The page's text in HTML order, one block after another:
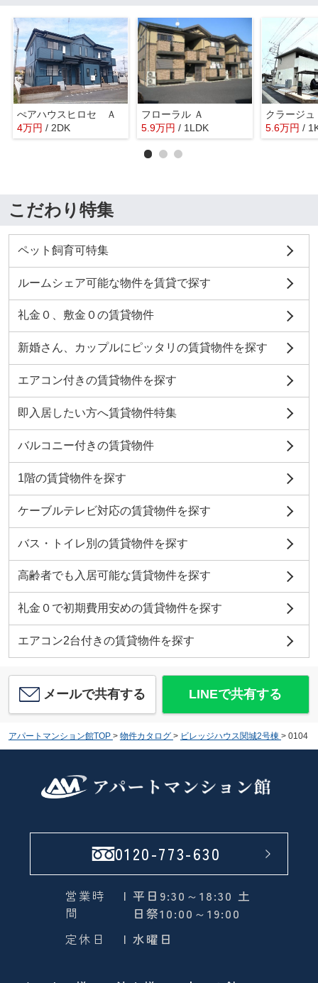
ぺアハウスヒロセ Ａ
4万円 / 2DK
フローラル Ａ
5.9万円 / 1LDK
クラージュ
5.6万円 /
こだわり特集
ペット飼育可特集
ルームシェア可能な物件を賃貸で探す
礼金０、敷金０の賃貸物件
新婚さん、カップルにピッタリの賃貸物件を探す
エアコン付きの賃貸物件を探す
即入居したい方へ賃貸物件特集
バルコニー付きの賃貸物件
1階の賃貸物件を探す
ケーブルテレビ対応の賃貸物件を探す
バス・トイレ別の賃貸物件を探す
高齢者でも入居可能な賃貸物件を探す
礼金０で初期費用安めの賃貸物件を探す
エアコン2台付きの賃貸物件を探す
メールで共有する LINEで共有する
アパートマンション館TOP > 物件カタログ > ビレッジハウス関城2号棟 > 0104
0120-773-630
営業時
間
| 平日9:30～18:30 土
日祭10:00～19:00
定休日
| 水曜日